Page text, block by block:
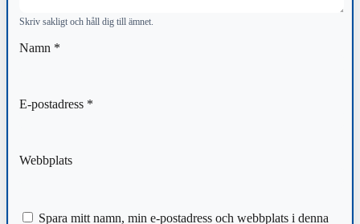
Skriv sakligt och håll dig till ämnet.
Namn *
E-postadress *
Webbplats
Spara mitt namn, min e-postadress och webbplats i denna